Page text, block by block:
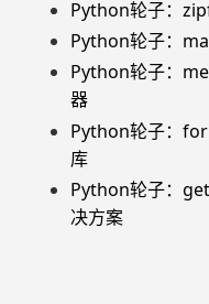
Python轮子：
Python轮子：
Python轮子：
器
Python轮子：
库
Python轮子：
决方案